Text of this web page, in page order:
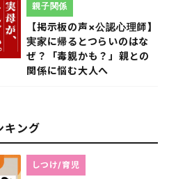
【掲示板の声×公認心理師】
実家に帰るとつらいのはな
ぜ？「毒親かも？」親との
関係に悩む大人へ
親子関係
キング
しつけ/育児